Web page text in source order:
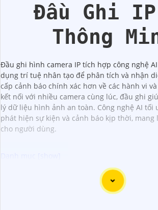
Đầu Ghi
Thông
Đầu ghi hình camera IP tích hợp công nghệ
dụng trí tuệ nhân tạo để phân tích và nhận
cấp cảnh báo chính xác hơn về các hành vi
kết nối với nhiều camera cùng lúc, đầu ghi
lý dữ liệu hình ảnh an toàn. Công nghệ AI tối
phát hiện sự kiện và cảnh báo kịp thời, mang
cho người dùng.
Camera Thông Minh Công Nghệ AI
nghiệm giám sát an toàn và thông minh